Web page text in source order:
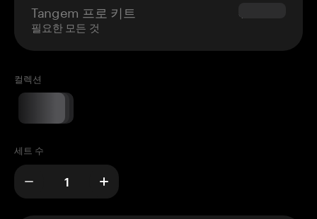
Tangem 프로 키트
필요한 모든 것
$180.00
컬렉션
세트 수